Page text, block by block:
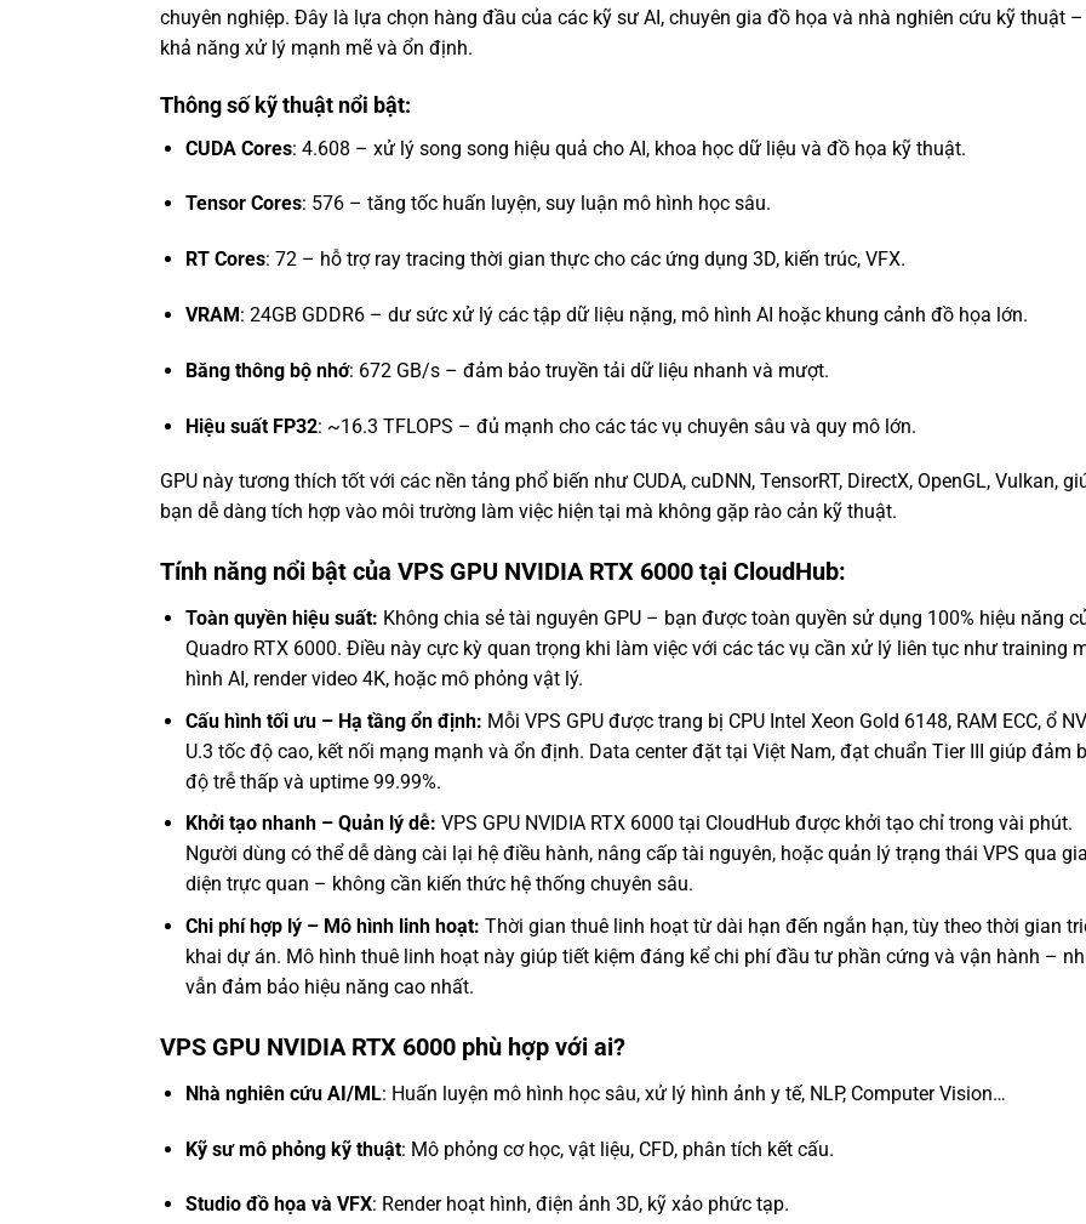
chuyên nghiệp. Đây là lựa chọn hàng đầu của các kỹ sư AI, chuyên gia đồ họa và nhà nghiên cứu kỹ thuật
khả năng xử lý mạnh mẽ và ổn định.
Thông số kỹ thuật nổi bật:
CUDA Cores: 4.608 – xử lý song song hiệu quả cho AI, khoa học dữ liệu và đồ họa kỹ thuật.
Tensor Cores: 576 – tăng tốc huấn luyện, suy luận mô hình học sâu.
RT Cores: 72 – hỗ trợ ray tracing thời gian thực cho các ứng dụng 3D, kiến trúc, VFX.
VRAM: 24GB GDDR6 – dư sức xử lý các tập dữ liệu nặng, mô hình AI hoặc khung cảnh đồ họa lớn.
Băng thông bộ nhớ: 672 GB/s – đảm bảo truyền tải dữ liệu nhanh và mượt.
Hiệu suất FP32: ~16.3 TFLOPS – đủ mạnh cho các tác vụ chuyên sâu và quy mô lớn.
GPU này tương thích tốt với các nền tảng phổ biến như CUDA, cuDNN, TensorRT, DirectX, OpenGL, Vulkan,
bạn dễ dàng tích hợp vào môi trường làm việc hiện tại mà không gặp rào cản kỹ thuật.
Tính năng nổi bật của VPS GPU NVIDIA RTX 6000 tại CloudHub:
Toàn quyền hiệu suất: Không chia sẻ tài nguyên GPU – bạn được toàn quyền sử dụng 100% hiệu năng
Quadro RTX 6000. Điều này cực kỳ quan trọng khi làm việc với các tác vụ cần xử lý liên tục như training
hình AI, render video 4K, hoặc mô phỏng vật lý.
Cấu hình tối ưu – Hạ tầng ổn định: Mỗi VPS GPU được trang bị CPU Intel Xeon Gold 6148, RAM ECC, ổ
U.3 tốc độ cao, kết nối mạng mạnh và ổn định. Data center đặt tại Việt Nam, đạt chuẩn Tier III giúp đảm
độ trễ thấp và uptime 99.99%.
Khởi tạo nhanh – Quản lý dễ: VPS GPU NVIDIA RTX 6000 tại CloudHub được khởi tạo chỉ trong vài phút.
Người dùng có thể dễ dàng cài lại hệ điều hành, nâng cấp tài nguyên, hoặc quản lý trạng thái VPS qua
diện trực quan – không cần kiến thức hệ thống chuyên sâu.
Chi phí hợp lý – Mô hình linh hoạt: Thời gian thuê linh hoạt từ dài hạn đến ngắn hạn, tùy theo thời gian
khai dự án. Mô hình thuê linh hoạt này giúp tiết kiệm đáng kể chi phí đầu tư phần cứng và vận hành –
vẫn đảm bảo hiệu năng cao nhất.
VPS GPU NVIDIA RTX 6000 phù hợp với ai?
Nhà nghiên cứu AI/ML: Huấn luyện mô hình học sâu, xử lý hình ảnh y tế, NLP, Computer Vision…
Kỹ sư mô phỏng kỹ thuật: Mô phỏng cơ học, vật liệu, CFD, phân tích kết cấu.
Studio đồ họa và VFX: Render hoạt hình, điện ảnh 3D, kỹ xảo phức tạp.